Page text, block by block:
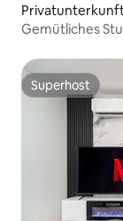
Gemütliches
Superhost
Superhost